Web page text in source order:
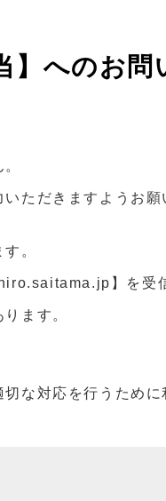
】へのお問
ただきますようお
。
】を受
ます。
な対応を行うため